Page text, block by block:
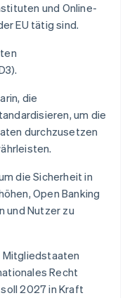
und Online-
EU tätig sind.
die
um die
durchzusetzen
die Sicherheit in
Open Banking
und Nutzer zu
Mitgliedstaaten
Recht
2027 in Kraft